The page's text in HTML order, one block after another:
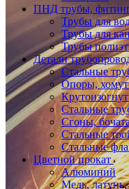
ПНД трубы,
Трубы для
Трубы для
Трубы
Детали
Стальные
Опоры,
Стальные
Сгоны,
Стальные
Стальные
Цветной прокат
Алюминий
Медь, латунь,